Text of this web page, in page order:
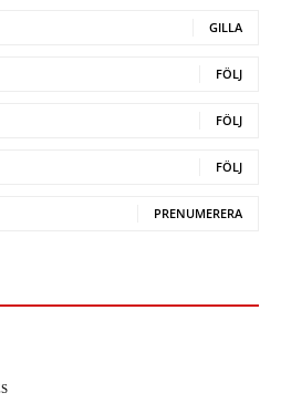
GILLA
FÖLJ
FÖLJ
FÖLJ
PRENUMERERA